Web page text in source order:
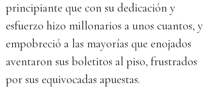
principiante que con su dedicación y
esfuerzo hizo millonarios a unos cuantos, y
empobreció a las mayorías que enojados
aventaron sus boletitos al piso, frustrados
por sus equivocadas apuestas.